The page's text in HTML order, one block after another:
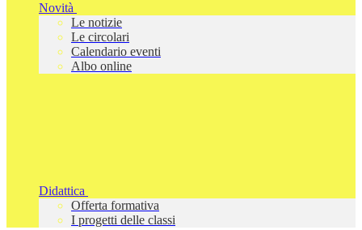
Novità
Le notizie
Le circolari
Calendario eventi
Albo online
Didattica
Offerta formativa
I progetti delle classi